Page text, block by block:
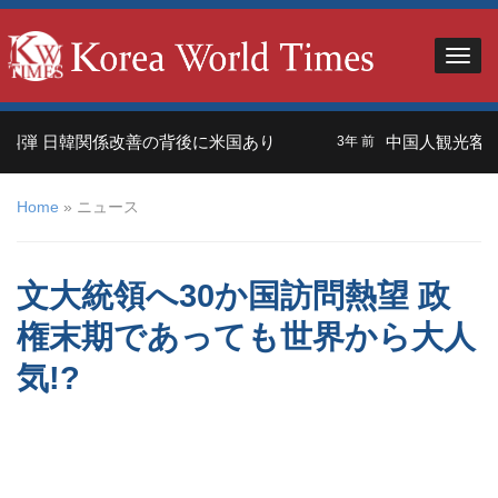
韓関係改善の背後に米国あり 中国人観光客＝外交
Home » ニュース
文大統領へ30か国訪問熱望 政
権末期であっても世界から大人
気!?